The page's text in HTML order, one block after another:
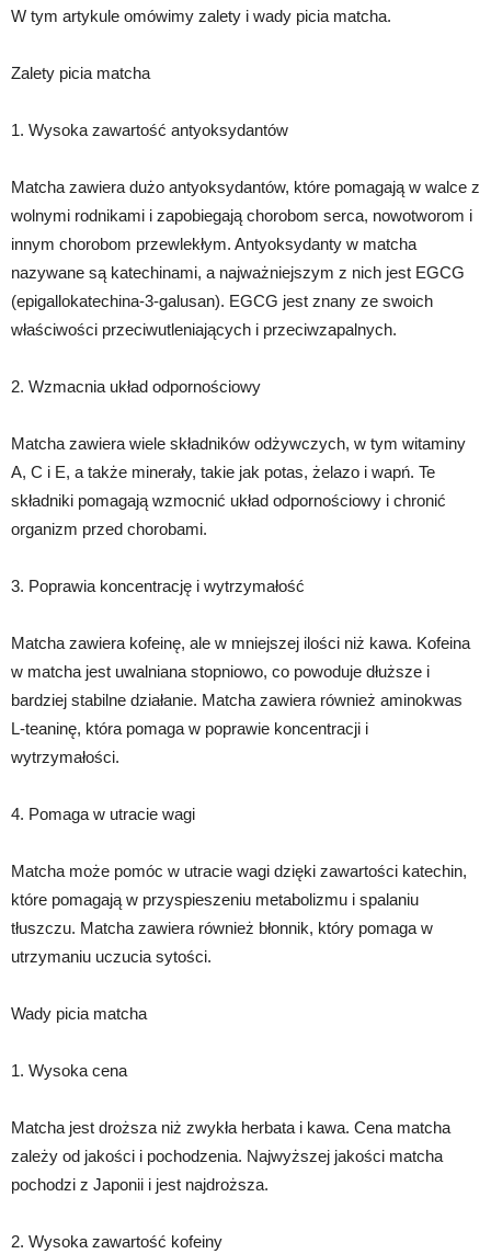
W tym artykule omówimy zalety i wady picia matcha.
Zalety picia matcha
1. Wysoka zawartość antyoksydantów
Matcha zawiera dużo antyoksydantów, które pomagają w walce z
wolnymi rodnikami i zapobiegają chorobom serca, nowotworom i
innym chorobom przewlekłym. Antyoksydanty w matcha
nazywane są katechinami, a najważniejszym z nich jest EGCG
(epigallokatechina-3-galusan). EGCG jest znany ze swoich
właściwości przeciwutleniających i przeciwzapalnych.
2. Wzmacnia układ odpornościowy
Matcha zawiera wiele składników odżywczych, w tym witaminy
A, C i E, a także minerały, takie jak potas, żelazo i wapń. Te
składniki pomagają wzmocnić układ odpornościowy i chronić
organizm przed chorobami.
3. Poprawia koncentrację i wytrzymałość
Matcha zawiera kofeinę, ale w mniejszej ilości niż kawa. Kofeina
w matcha jest uwalniana stopniowo, co powoduje dłuższe i
bardziej stabilne działanie. Matcha zawiera również aminokwas
L-teaninę, która pomaga w poprawie koncentracji i
wytrzymałości.
4. Pomaga w utracie wagi
Matcha może pomóc w utracie wagi dzięki zawartości katechin,
które pomagają w przyspieszeniu metabolizmu i spalaniu
tłuszczu. Matcha zawiera również błonnik, który pomaga w
utrzymaniu uczucia sytości.
Wady picia matcha
1. Wysoka cena
Matcha jest droższa niż zwykła herbata i kawa. Cena matcha
zależy od jakości i pochodzenia. Najwyższej jakości matcha
pochodzi z Japonii i jest najdroższa.
2. Wysoka zawartość kofeiny